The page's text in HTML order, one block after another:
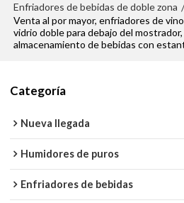
Enfriadores de bebidas de doble zona /
Venta al por mayor, enfriadores de
vidrio doble para debajo del
almacenamiento de bebidas con
Categoría
Nueva llegada
Humidores de puros
Enfriadores de bebidas